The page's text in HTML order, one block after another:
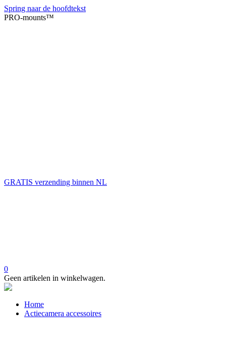
Spring naar de hoofdtekst
PRO-mounts™️
GRATIS verzending binnen NL
0
Geen artikelen in winkelwagen.
Home
Actiecamera accessoires